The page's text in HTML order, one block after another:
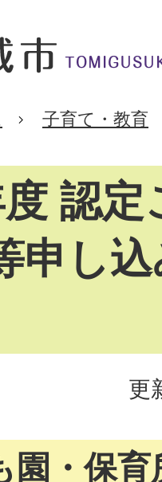
子育て・教育
認定
申し
更
園・保育